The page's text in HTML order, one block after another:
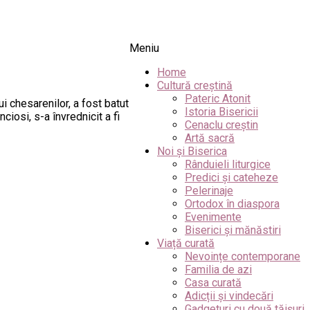
Meniu
Home
Cultură creștină
Pateric Atonit
Istoria Bisericii
Cenaclu creștin
Artă sacră
Noi și Biserica
Rânduieli liturgice
Predici și cateheze
Pelerinaje
Ortodox în diaspora
Evenimente
Biserici și mănăstiri
Viață curată
Nevoințe contemporane
Familia de azi
Casa curată
Adicții și vindecări
chesarenilor, a fost batut
s-a învrednicit a fi